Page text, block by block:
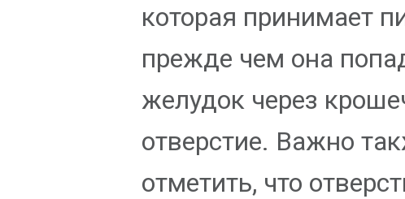
которая принимает
прежде чем она
желудок через
отверстие. Важно
отметить, что